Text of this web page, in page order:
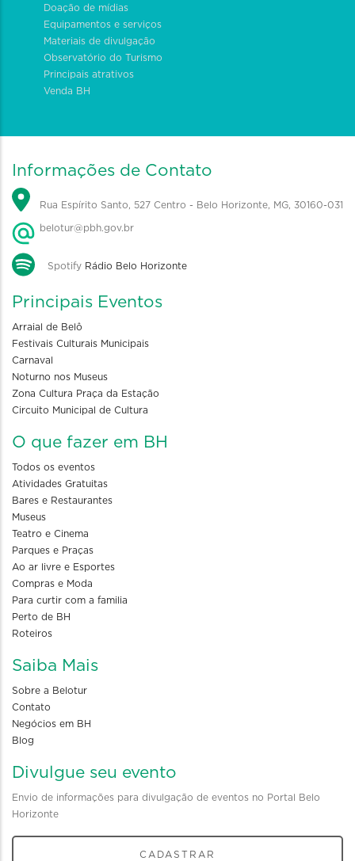
Doação de mídias
Equipamentos e serviços
Materiais de divulgação
Observatório do Turismo
Principais atrativos
Venda BH
Informações de Contato
Rua Espírito Santo, 527 Centro - Belo Horizonte, MG, 30160-031
belotur@pbh.gov.br
Spotify Rádio Belo Horizonte
Principais Eventos
Arraial de Belô
Festivais Culturais Municipais
Carnaval
Noturno nos Museus
Zona Cultura Praça da Estação
Circuito Municipal de Cultura
O que fazer em BH
Todos os eventos
Atividades Gratuitas
Bares e Restaurantes
Museus
Teatro e Cinema
Parques e Praças
Ao ar livre e Esportes
Compras e Moda
Para curtir com a familia
Perto de BH
Roteiros
Saiba Mais
Sobre a Belotur
Contato
Negócios em BH
Blog
Divulgue seu evento
Envio de informações para divulgação de eventos no Portal Belo
Horizonte
CADASTRAR